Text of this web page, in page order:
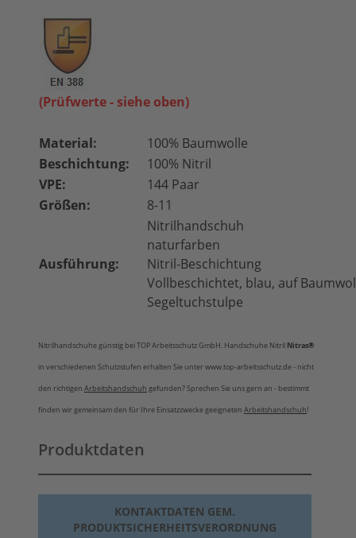
(Prüfwerte - siehe oben)
Material:
100% Baumwolle
Beschichtung:
100% Nitril
VPE:
144 Paar
Größen:
8-11
Ausführung:
Nitrilhandschuh
naturfarben
Nitril-Beschichtung
Vollbeschichtet, blau, auf
Segeltuchstulpe
Nitrilhandschuhe günstig bei TOP Arbeitsschutz GmbH. Handschuhe Nitril Nitras®
in verschiedenen Schutzstufen erhalten Sie unter www.top-arbeitsschutz.de - nicht
den richtigen Arbeitshandschuh gefunden? Sprechen Sie uns gern an - bestimmt
finden wir gemeinsam den für Ihre Einsatzzwecke geeigneten Arbeitshandschuh!
Produktdaten
KONTAKTDATEN GEM.
PRODUKTSICHERHEITSVERORDNUNG